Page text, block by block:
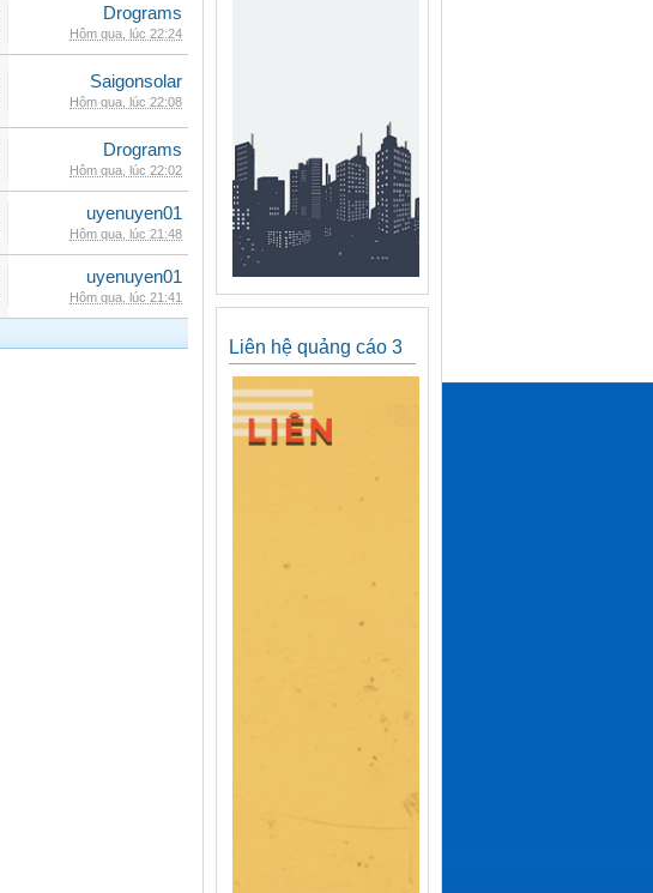
Drograms
Hôm qua, lúc 22:24
Saigonsolar
Hôm qua, lúc 22:08
Drograms
Hôm qua, lúc 22:02
uyenuyen01
Hôm qua, lúc 21:48
uyenuyen01
Hôm qua, lúc 21:41
Liên hệ quảng cáo 3